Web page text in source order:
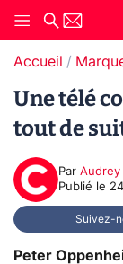
Accueil
Une télé
tout de
Par Audrey
Publié le
Suivez-
Peter